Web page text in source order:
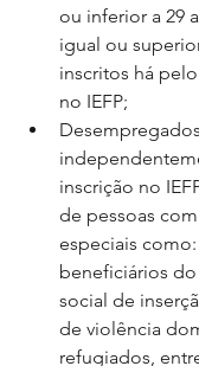
ou inferior a 29
igual ou
inscritos há
no IEFP;
Desempregados,
inscrição no
de pessoas
especiais
beneficiários
social de
de violência
refugiados,